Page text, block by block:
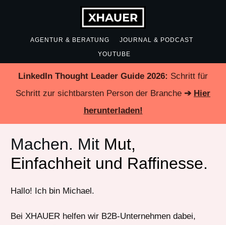
AGENTUR & BERATUNG
JOURNAL & PODCAST
YOUTUBE
LinkedIn Thought Leader Guide 2026: Schritt für
Schritt zur sichtbarsten Person der Branche ➔ Hier
herunterladen!
Machen. Mit Mut,
Einfachheit und Raffinesse.
Hallo! Ich bin Michael.
Bei XHAUER helfen wir B2B-Unternehmen dabei,